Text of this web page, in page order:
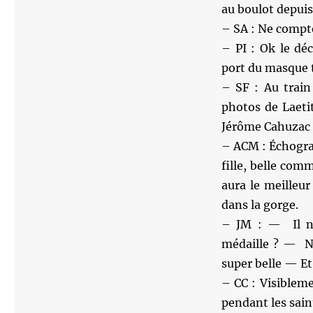
au boulot
– SA : Ne
– PI : Ok le
port du masque
– SF : Au train
photos de
Jérôme Cahuzac
– ACM :
fille, belle
aura le
dans la gorge.
– JM : — Il
médaille ? —
super belle —
– CC :
pendant les